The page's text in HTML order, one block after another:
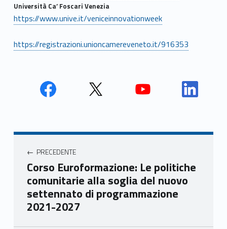
Università Ca’ Foscari Venezia
https://www.unive.it/veniceinnovationweek
https://registrazioni.unioncamereveneto.it/916353
Unio
mer
e
Ven
eto
Unio
e
Ven
eto
Unio
e
Ven
eto
Unio
e
Ven
Navigazione articoli
PRECEDENTE
Corso Euroformazione: Le politiche
comunitarie alla soglia del nuovo
settennato di programmazione
2021-2027